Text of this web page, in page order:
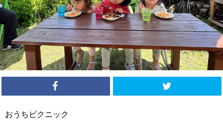
おうちピクニック️